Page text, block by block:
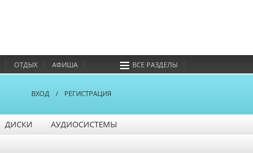
ОТДЫХ АФИША ВСЕ РАЗДЕЛЫ
ВХОД / РЕГИСТРАЦИЯ
ДИСКИ
АУДИОСИСТЕМЫ